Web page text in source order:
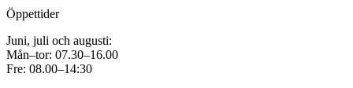
Öppettider
Juni, juli och augusti:
Mån–tor: 07.30–16.00
Fre: 08.00–14:30